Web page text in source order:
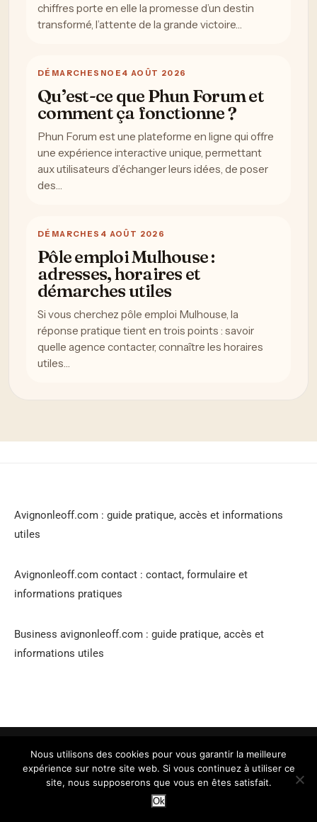
chiffres porte en elle la promesse d’un destin
transformé, l’attente de la grande victoire…
DÉMARCHES NOE 4 AOÛT 2026
Qu’est-ce que Phun Forum et
comment ça fonctionne ?
Phun Forum est une plateforme en ligne qui offre
une expérience interactive unique, permettant
aux utilisateurs d’échanger leurs idées, de poser
des…
DÉMARCHES 4 AOÛT 2026
Pôle emploi Mulhouse :
adresses, horaires et
démarches utiles
Si vous cherchez pôle emploi Mulhouse, la
réponse pratique tient en trois points : savoir
quelle agence contacter, connaître les horaires
utiles…
Avignonleoff.com : guide pratique, accès et informations
utiles
Avignonleoff.com contact : contact, formulaire et
informations pratiques
Business avignonleoff.com : guide pratique, accès et
informations utiles
Accueil AvignonleOff.com contact
Qui sommes-nous ?
Mentions légales
Plan du Site
Planificateur de parcours Festival OFF
Avignonleoff.com : guide pratique, accès et informations
utiles
Nous utilisons des cookies pour vous garantir la meilleure
expérience sur notre site web. Si vous continuez à utiliser ce
site, nous supposerons que vous en êtes satisfait.
Ok